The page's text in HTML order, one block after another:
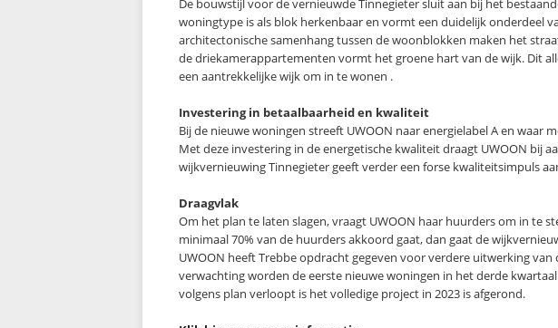
De bouwstijl voor de vernieuwde Tinnegieter sluit aan bij het
woningtype is als blok herkenbaar en vormt een duidelijk onderdeel
architectonische samenhang tussen de woonblokken maken het
de driekamerappartementen vormt het groene hart van de wijk. Dit
een aantrekkelijke wijk om in te wonen .
Investering in betaalbaarheid en kwaliteit
Bij de nieuwe woningen streeft UWOON naar energielabel A en waar
Met deze investering in de energetische kwaliteit draagt UWOON bij
wijkvernieuwing Tinnegieter geeft verder een forse kwaliteitsimpuls
Draagvlak
Om het plan te laten slagen, vraagt UWOON haar huurders om in te
minimaal 70% van de huurders akkoord gaat, dan gaat de
UWOON heeft Trebbe opdracht gegeven voor verdere uitwerking
verwachting worden de eerste nieuwe woningen in het derde kwartaal
volgens plan verloopt is het volledige project in 2023 is afgerond.